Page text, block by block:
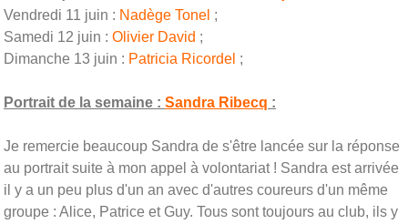
Vendredi 11 juin : Nadège Tonel ;
Samedi 12 juin : Olivier David ;
Dimanche 13 juin : Patricia Ricordel ;
Portrait de la semaine : Sandra Ribecq :
Je remercie beaucoup Sandra de s'être lancée sur la réponse
au portrait suite à mon appel à volontariat ! Sandra est arrivée
il y a un peu plus d'un an avec d'autres coureurs d'un même
groupe : Alice, Patrice et Guy. Tous sont toujours au club, ils y